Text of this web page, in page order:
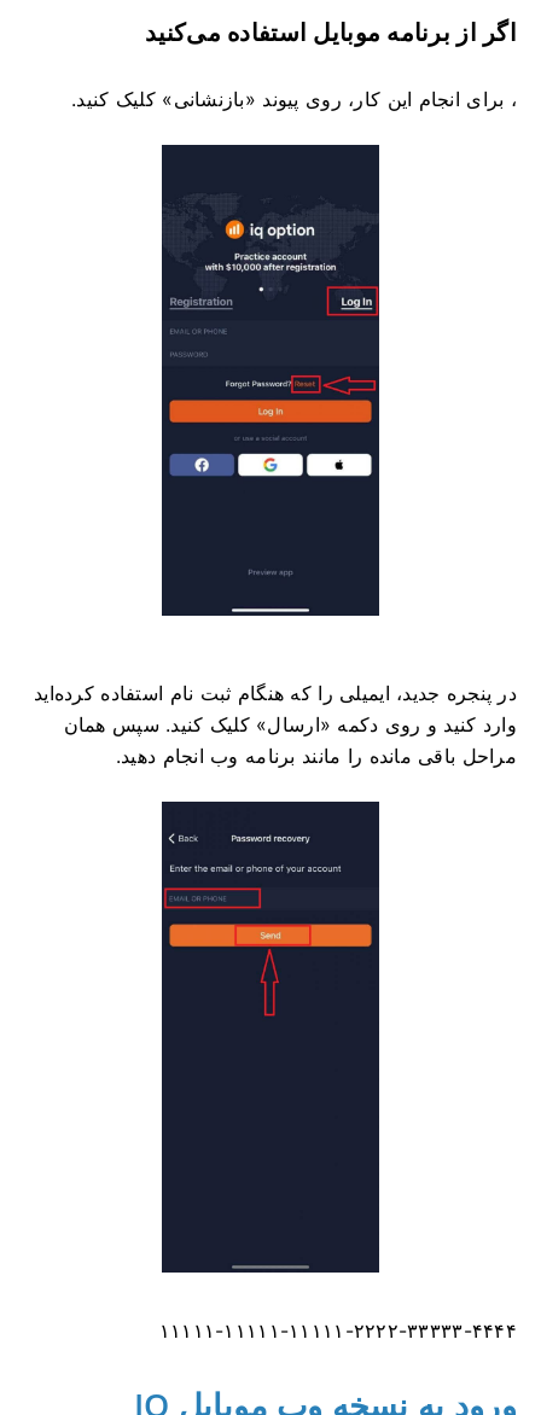
اگر از برنامه موبایل استفاده می‌کنید
، برای انجام این کار، روی پیوند «بازنشانی» کلیک کنید.
در پنجره جدید، ایمیلی را که هنگام ثبت نام استفاده کرده‌اید
وارد کنید و روی دکمه «ارسال» کلیک کنید. سپس همان
مراحل باقی مانده را مانند برنامه وب انجام دهید.
۱۱۱۱۱-۱۱۱۱۱-۱۱۱۱۱-۲۲۲۲-۳۳۳۳۳-۴۴۴۴
ورود به نسخه وب موبایل IQ